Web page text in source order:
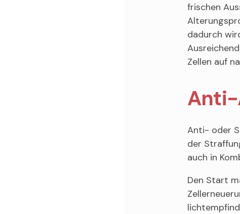
frischen
dadurch
Zellen auf
Anti-
Anti- oder
der
auch in
Den Start